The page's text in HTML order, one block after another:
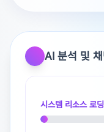
학종으로 도전하거
AI 분석 및
시스템 리소스 로